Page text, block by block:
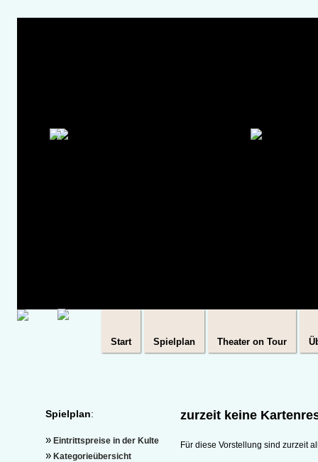
Start Spielplan Theater on Tour
Spielplan
» Eintrittspreise in der Kulte
» Kategorieübersicht
zurzeit keine
Für diese Vorstellung sind zurzeit